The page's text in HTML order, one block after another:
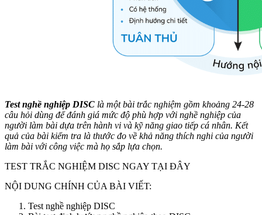
Test nghề nghiệp DISC là một bài trắc nghiệm gồm khoảng 24-28
câu hỏi dùng để đánh giá mức độ phù hợp với nghề nghiệp của
người làm bài dựa trên hành vi và kỹ năng giao tiếp cá nhân. Kết
quả của bài kiểm tra là thước đo về khả năng thích nghi của người
làm bài với công việc mà họ sắp lựa chọn.
TEST TRẮC NGHIỆM DISC NGAY TẠI ĐÂY
NỘI DUNG CHÍNH CỦA BÀI VIẾT:
Test nghề nghiệp DISC